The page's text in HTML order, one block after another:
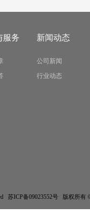
服务 新闻动态
公司新闻
行业动态
苏ICP备09023552号 版权所